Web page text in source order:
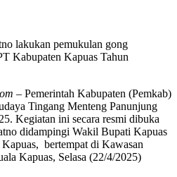
lakukan pemukulan gong
Kabupaten Kapuas Tahun
– Pemerintah Kabupaten (Pemkab)
Tingang Menteng Panunjung
Kegiatan ini secara resmi dibuka
didampingi Wakil Bupati Kapuas
bertempat di Kawasan
Kapuas, Selasa (22/4/2025)